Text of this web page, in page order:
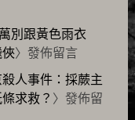
別跟黃色雨衣
俠〉發佈留言
殺人事件：採蕨主
求救？ 〉發佈留